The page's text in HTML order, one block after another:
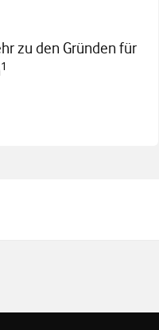
zu den Gründen für
1